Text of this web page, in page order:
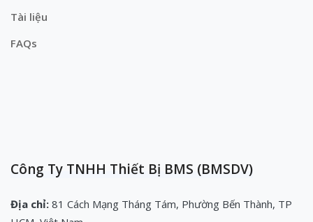
Tài liệu
FAQs
Công Ty TNHH Thiết Bị BMS (BMSDV)
Địa chỉ: 81 Cách Mạng Tháng Tám, Phường Bến Thành, TP